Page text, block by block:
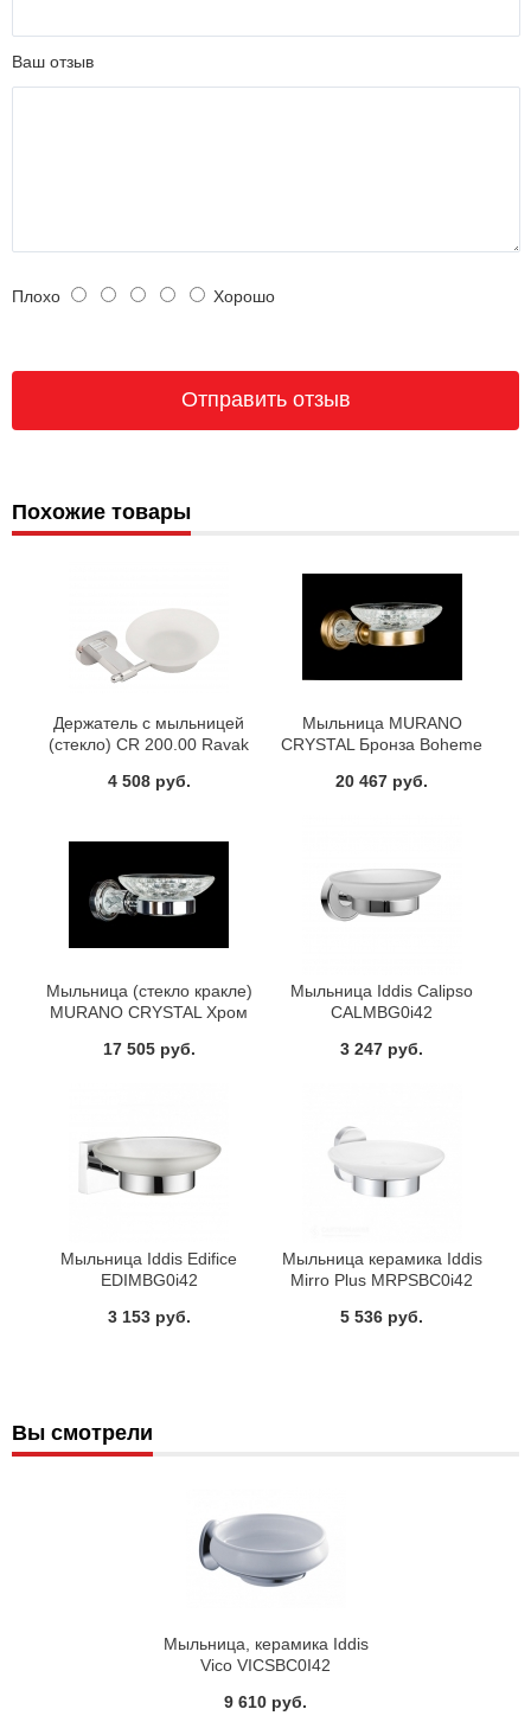
Ваш отзыв
Плохо Хорошо
Похожие товары
Держатель с мыльницей
(стекло) CR 200.00 Ravak
4 508 руб.
Мыльница MURANO
CRYSTAL Бронза Boheme
20 467 руб.
Мыльница (стекло кракле)
MURANO CRYSTAL Хром
17 505 руб.
Мыльница Iddis Calipso
CALMBG0i42
3 247 руб.
Мыльница Iddis Edifice
EDIMBG0i42
3 153 руб.
Мыльница керамика Iddis
Mirro Plus MRPSBC0i42
5 536 руб.
Вы смотрели
Мыльница, керамика Iddis
Vico VICSBС0I42
9 610 руб.